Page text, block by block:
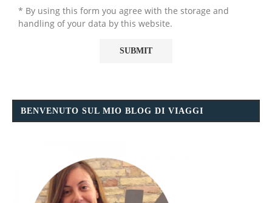
* By using this form you agree with the storage and
handling of your data by this website.
BENVENUTO SUL MIO BLOG DI VIAGGI